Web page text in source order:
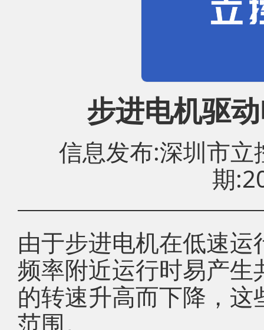
步进电机驱
信息发布:深圳市
期
由于步进电机在低速
频率附近运行时易产
的转速升高而下降，
范围。